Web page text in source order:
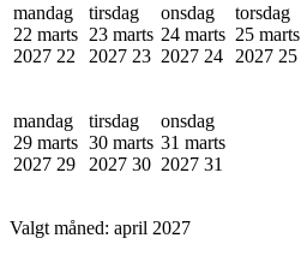
mandag
22 marts
2027 22
tirsdag
23 marts
2027 23
onsdag
24 marts
2027 24
torsdag
25 marts
2027 25
mandag
29 marts
2027 29
tirsdag
30 marts
2027 30
onsdag
31 marts
2027 31
Valgt måned: april 2027